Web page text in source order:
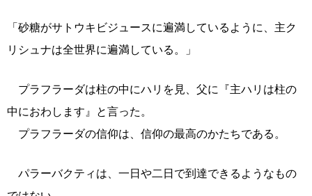
「砂糖がサトウキビジュースに遍満しているように、主ク
リシュナは全世界に遍満している。」
プラフラーダは柱の中にハリを見、父に『主ハリは柱の
中におわします』と言った。
プラフラーダの信仰は、信仰の最高のかたちである。
パラーバクティは、一日や二日で到達できるようなもの